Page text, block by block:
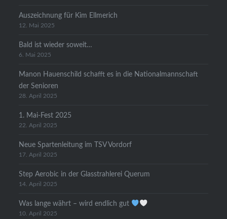
Auszeichnung für Kim Ellmerich
12. Mai 2025
Bald ist wieder soweit…
6. Mai 2025
Manon Hauenschild schafft es in die Nationalmannschaft
der Senioren
28. April 2025
1. Mai-Fest 2025
22. April 2025
Neue Spartenleitung im TSV Vordorf
17. April 2025
Step Aerobic in der Glasstrahlerei Querum
14. April 2025
Was lange währt – wird endlich gut
10. April 2025